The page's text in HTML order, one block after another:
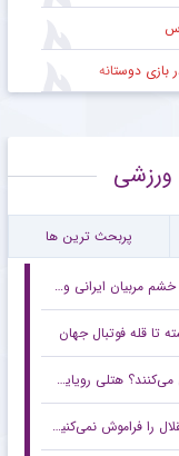
بازی دوستانه
ورزشی
پربحث ترین ها
خبرساز با رویارویی تلخ!
تا قله فوتبال جهان
و امکانات شگفت‌انگیز +تصاویر
را فراموش نمی‌کنیم!